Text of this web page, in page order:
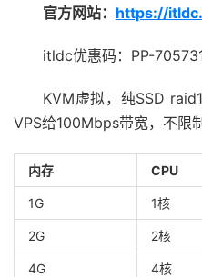
官方网站： https://
itldc优惠码：PP-
KVM虚拟，纯SSD
VPS给100Mbps带宽，不限
内存 CPU
1G 1核
2G 2核
4G 4核